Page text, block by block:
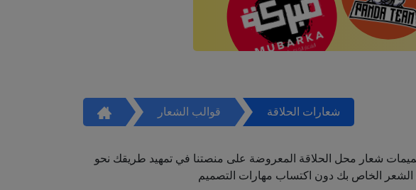
قوالب الشعار شعارات الحلاقة
شعار محل الحلاقة المعروضة على منصتنا في تمهيد طريقك نحو